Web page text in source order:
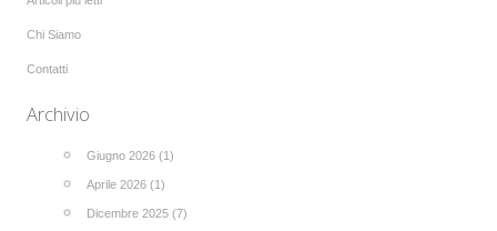
Chi Siamo
Contatti
Archivio
Giugno 2026 (1)
Aprile 2026 (1)
Dicembre 2025 (7)